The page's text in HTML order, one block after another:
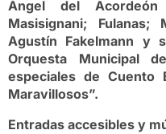
Ángel del
Masisignani; Fulanas;
Agustín Fakelmann y
Orquesta Municipal
especiales de Cuento
Maravillosos”.
Entradas accesibles y